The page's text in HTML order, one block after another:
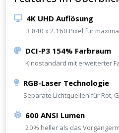
4K UHD Auflösung
3.840 x 2.160 Pixel für
DCI-P3 154% Farbraum
Kinostandard mit erweiterter
RGB-Laser Technologie
Separate Lichtquellen für Rot,
600 ANSI Lumen
20% heller als das